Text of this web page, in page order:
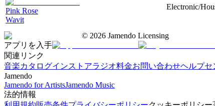
Pink Rose
Wavit
Electronic/
© 2026 Jamendo Licensing
アプリを入手
関連リンク
音楽カタログインストアラジオ料金お問い合わせヘルプセ
Jamendo
Jamendo for ArtistsJamendo Music
法的情報